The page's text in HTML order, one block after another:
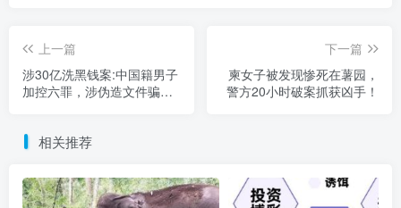
上一篇
涉30亿洗黑钱案:中国籍男子
加控六罪，涉伪造文件骗银
下一篇
柬女子被发现惨死在薯园，
警方20小时破案抓获凶手！
相关推荐